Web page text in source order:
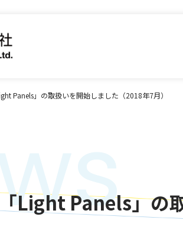
Panels」の取扱いを開始しました（2018年7月）
Light Panels」の